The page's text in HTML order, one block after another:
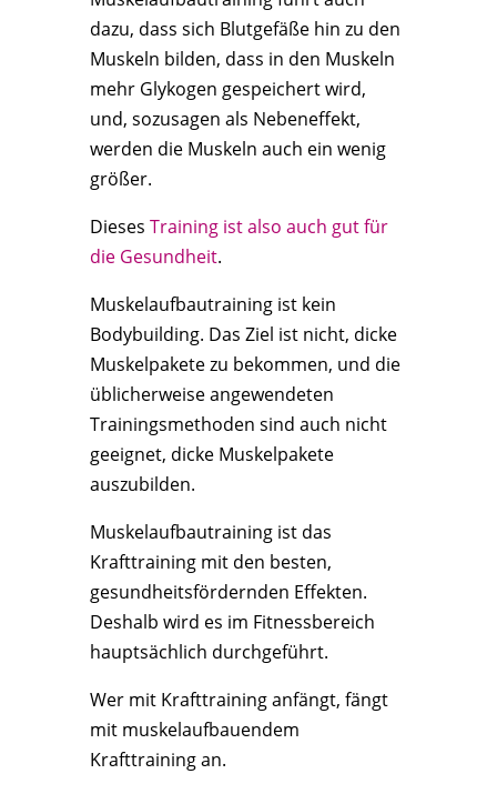
dazu, dass sich Blutgefäße hin zu den
Muskeln bilden, dass in den Muskeln
mehr Glykogen gespeichert wird,
und, sozusagen als Nebeneffekt,
werden die Muskeln auch ein wenig
größer.
Dieses Training ist also auch gut für
die Gesundheit.
Muskelaufbautraining ist kein
Bodybuilding. Das Ziel ist nicht, dicke
Muskelpakete zu bekommen, und die
üblicherweise angewendeten
Trainingsmethoden sind auch nicht
geeignet, dicke Muskelpakete
auszubilden.
Muskelaufbautraining ist das
Krafttraining mit den besten,
gesundheitsfördernden Effekten.
Deshalb wird es im Fitnessbereich
hauptsächlich durchgeführt.
Wer mit Krafttraining anfängt, fängt
mit muskelaufbauendem
Krafttraining an.